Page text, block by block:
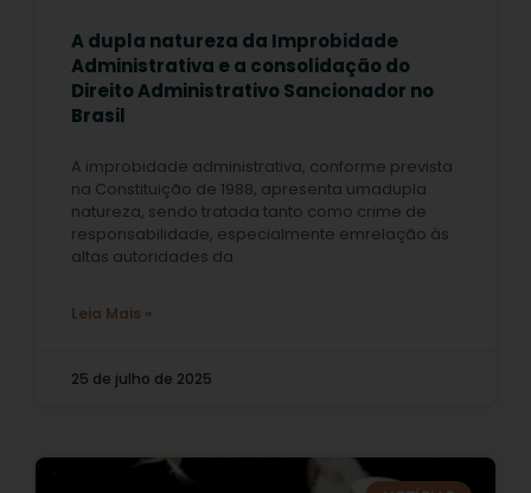
A dupla natureza da Improbidade
Administrativa e a consolidação do
Direito Administrativo Sancionador no
Brasil
A improbidade administrativa, conforme prevista
na Constituição de 1988, apresenta umadupla
natureza, sendo tratada tanto como crime de
responsabilidade, especialmente emrelação às
altas autoridades da
Leia Mais »
25 de julho de 2025